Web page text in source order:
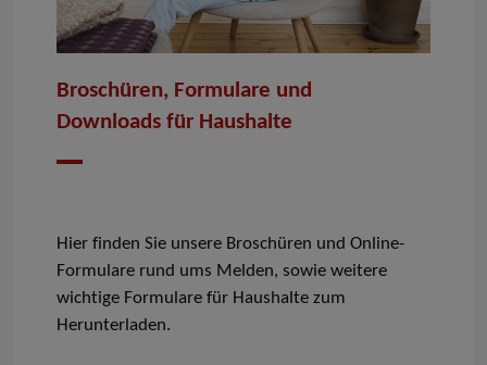
Broschüren, Formulare und
Downloads für Haushalte
Hier finden Sie unsere Broschüren und Online-
Formulare rund ums Melden, sowie weitere
wichtige Formulare für Haushalte zum
Herunterladen.